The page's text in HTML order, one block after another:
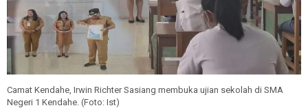
Camat Kendahe, Irwin Richter Sasiang membuka ujian sekolah di SMA
Negeri 1 Kendahe. (Foto: Ist)